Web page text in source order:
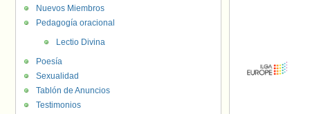
Nuevos Miembros
Pedagogía oracional
Lectio Divina
Poesía
Sexualidad
Tablón de Anuncios
Testimonios